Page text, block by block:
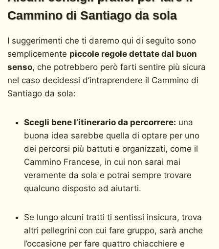
Cammino di Santiago da sola
I suggerimenti che ti daremo qui di seguito sono
semplicemente piccole regole dettate dal buon
senso, che potrebbero però farti sentire più sicura
nel caso decidessi d’intraprendere il Cammino di
Santiago da sola:
Scegli bene l’itinerario da percorrere: una
buona idea sarebbe quella di optare per uno
dei percorsi più battuti e organizzati, come il
Cammino Francese, in cui non sarai mai
veramente da sola e potrai sempre trovare
qualcuno disposto ad aiutarti.
Se lungo alcuni tratti ti sentissi insicura, trova
altri pellegrini con cui fare gruppo, sarà anche
l’occasione per fare quattro chiacchiere e